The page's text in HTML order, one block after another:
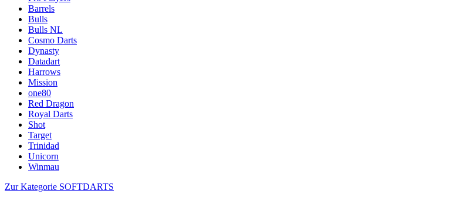
Barrels
Bulls
Bulls NL
Cosmo Darts
Dynasty
Datadart
Harrows
Mission
one80
Red Dragon
Royal Darts
Shot
Target
Trinidad
Unicorn
Winmau
Zur Kategorie SOFTDARTS